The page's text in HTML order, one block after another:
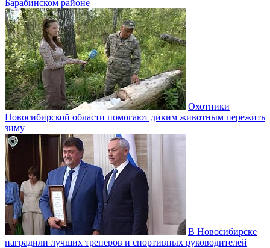
Барабинском районе
Охотники
Новосибирской области помогают диким животным пережить
зиму
В Новосибирске
наградили лучших тренеров и спортивных руководителей